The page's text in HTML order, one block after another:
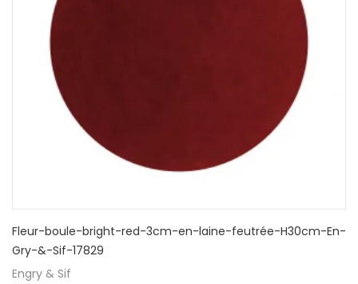
Fleur-boule-bright-red-3cm-en-laine-feutrée-H30cm-En-
Gry-&-Sif-17829
Engry & Sif